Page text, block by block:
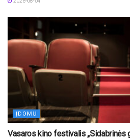
ĮDOMU
Vasaros kino festivalis „Sidabrinės